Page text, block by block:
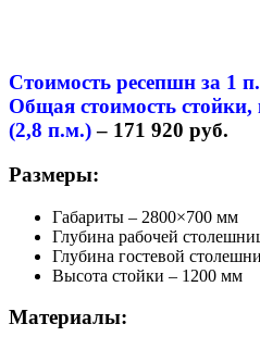
Стоимость ресепшн за 1
Общая стоимость
(2,8 п.м.)– 171 920 руб.
Размеры:
Габариты – 2800×700 мм
Глубина рабочей
Глубина гостевой
Высота стойки – 1200 мм
Материалы: